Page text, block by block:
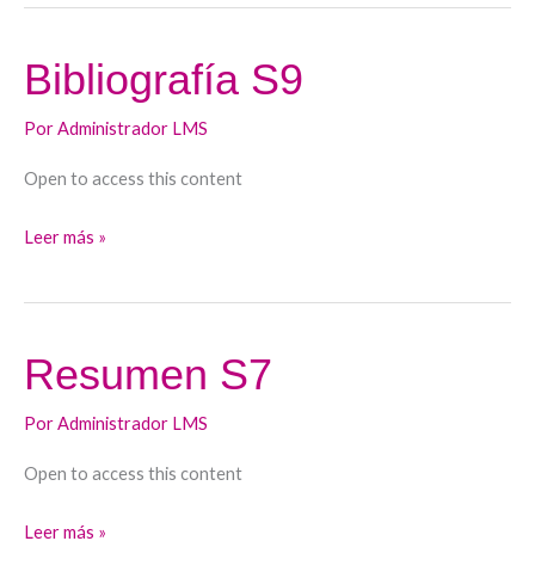
Bibliografía S9
PorAdministrador LMS
Open to access this content
Bibliografía
S9
Leer más »
Resumen S7
PorAdministrador LMS
Open to access this content
Resumen
S7
Leer más »